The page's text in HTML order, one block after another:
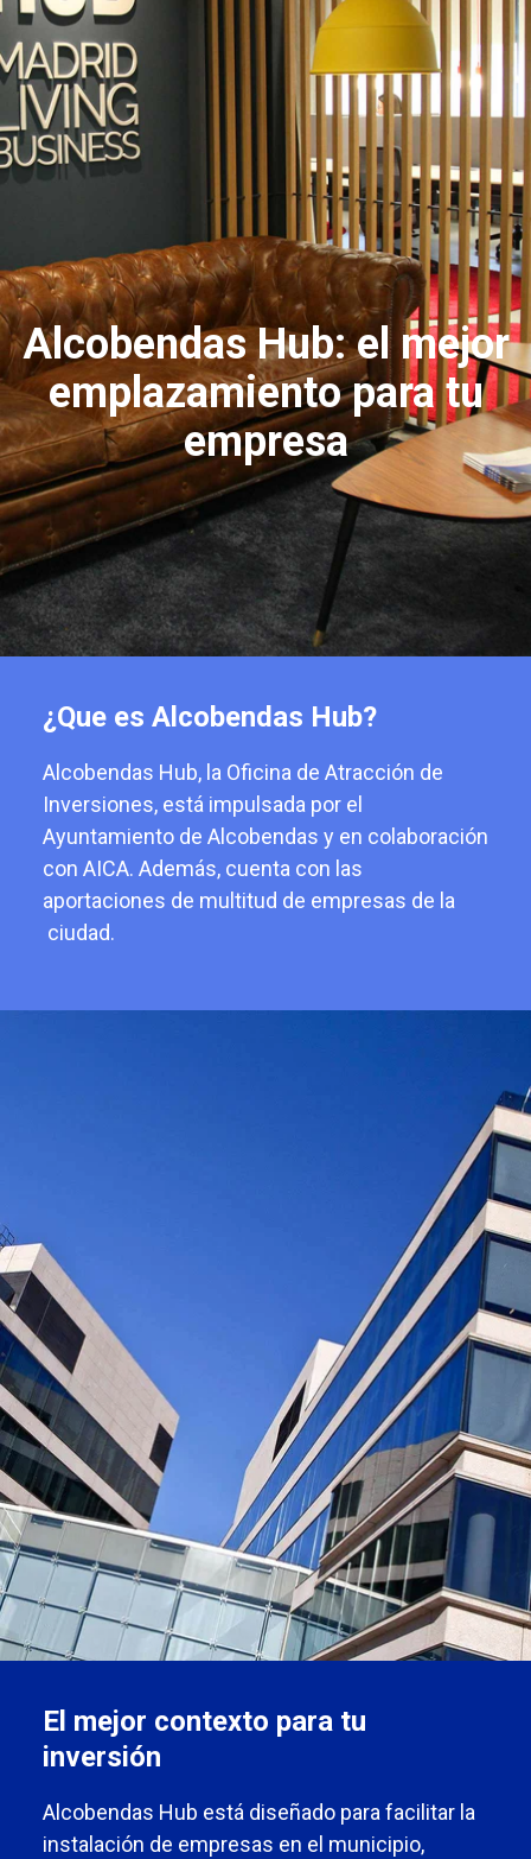
Alcobendas Hub: el mejor
emplazamiento para tu
empresa
¿Que es Alcobendas Hub?
Alcobendas Hub, la Oficina de Atracción de
Inversiones, está impulsada por el
Ayuntamiento de Alcobendas y en colaboración
con AICA. Además, cuenta con las
aportaciones de multitud de empresas de la
ciudad.
El mejor contexto para tu
inversión
Alcobendas Hub está diseñado para facilitar la
instalación de empresas en el municipio,